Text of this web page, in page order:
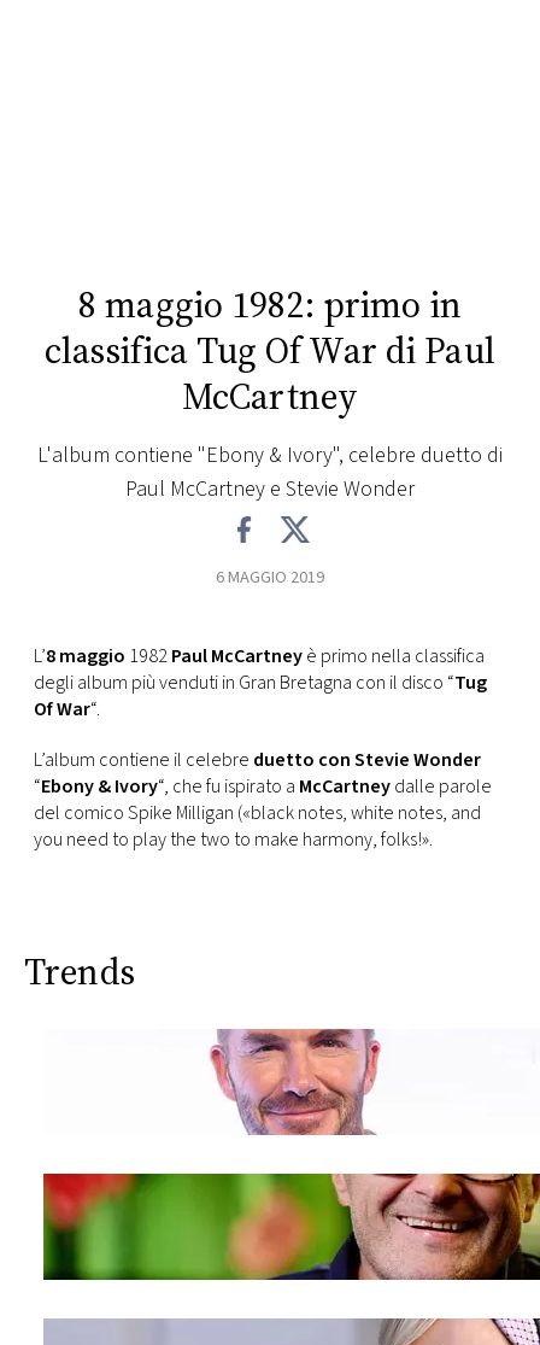
TV
MONACO
8 maggio 1982: primo in
classifica Tug Of War di Paul
McCartney
L'album contiene "Ebony & Ivory", celebre duetto di
Paul McCartney e Stevie Wonder
6 MAGGIO 2019
L’8 maggio 1982Paul McCartneyè primo nella classifica
degli album più venduti in Gran Bretagna con il disco “Tug
Of War“.
L’album contiene il celebre duetto con Stevie Wonder
“Ebony & Ivory“, che fu ispirato a McCartneydalle parole
del comico Spike Milligan («black notes, white notes, and
you need to play the two to make harmony, folks!».
Trends